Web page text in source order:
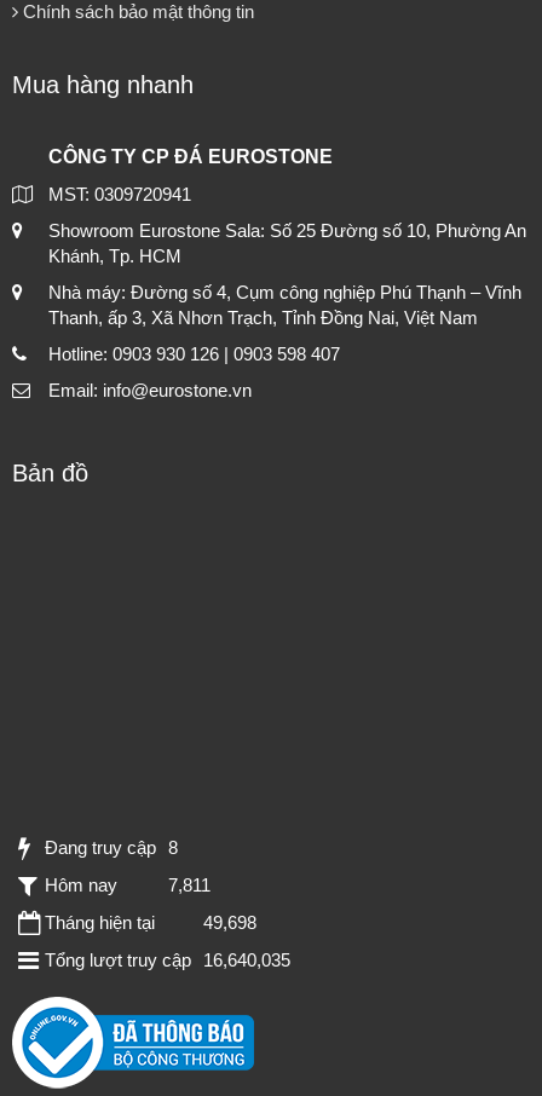
Chính sách bảo mật thông tin
Mua hàng nhanh
CÔNG TY CP ĐÁ EUROSTONE
MST: 0309720941
Showroom Eurostone Sala: Số 25 Đường số 10, Phường An
Khánh, Tp. HCM
Nhà máy: Đường số 4, Cụm công nghiệp Phú Thạnh – Vĩnh
Thanh, ấp 3, Xã Nhơn Trạch, Tỉnh Đồng Nai, Việt Nam
Hotline: 0903 930 126 | 0903 598 407
Email: info@eurostone.vn
Bản đồ
Đang truy cập 8
Hôm nay
7,811
Tháng hiện tại
49,698
Tổng lượt truy cập
16,640,035